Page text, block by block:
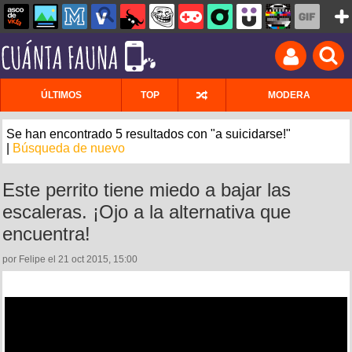
ÚLTIMOS TOP MODERA
Se han encontrado 5 resultados con "a suicidarse!"
Búsqueda de nuevo
Este perrito tiene miedo a bajar las
escaleras. ¡Ojo a la alternativa que
encuentra!
por Felipe el 21 oct 2015, 15:00